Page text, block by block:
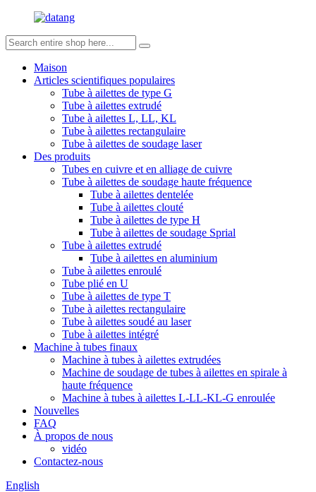
Maison
Articles scientifiques populaires
Tube à ailettes de type G
Tube à ailettes extrudé
Tube à ailettes L, LL, KL
Tube à ailettes rectangulaire
Tube à ailettes de soudage laser
Des produits
Tubes en cuivre et en alliage de cuivre
Tube à ailettes de soudage haute fréquence
Tube à ailettes dentelée
Tube à ailettes clouté
Tube à ailettes de type H
Tube à ailettes de soudage Sprial
Tube à ailettes extrudé
Tube à ailettes en aluminium
Tube à ailettes enroulé
Tube plié en U
Tube à ailettes de type T
Tube à ailettes rectangulaire
Tube à ailettes soudé au laser
Tube à ailettes intégré
Machine à tubes finaux
Machine à tubes à ailettes extrudées
Machine de soudage de tubes à ailettes en spirale à
haute fréquence
Machine à tubes à ailettes L-LL-KL-G enroulée
Nouvelles
FAQ
À propos de nous
vidéo
Contactez-nous
English